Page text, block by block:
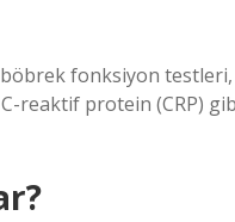
böbrek fonksiyon
reaktif protein (CRP)